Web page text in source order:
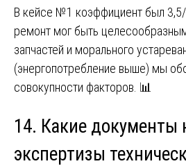
В кейсе №1 коэффициент был
ремонт мог быть
запчастей и морального
(энергопотребление выше) мы
совокупности факторов. 📊
14. Какие
экспертизы